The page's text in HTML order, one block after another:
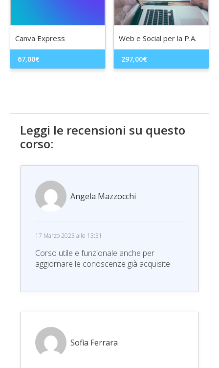
Canva Express
67,00€
Web e Social per la P.A.
297,00€
Leggi le recensioni su questo
corso:
Angela Mazzocchi
17 Marzo 2023 alle 13:31
Corso utile e funzionale anche per
aggiornare le conoscenze già acquisite
Sofia Ferrara